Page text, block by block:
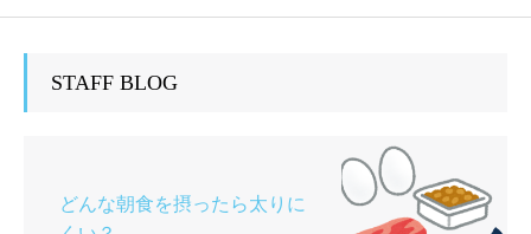
STAFF BLOG
どんな朝食を摂ったら太りに